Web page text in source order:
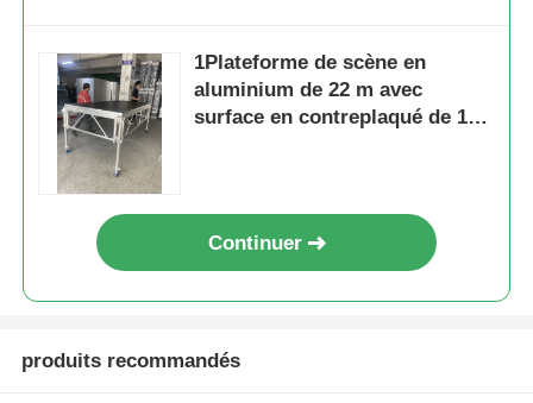
1Plateforme de scène en
aluminium de 22 m avec
surface en contreplaqué de 18
Continuer
produits recommandés